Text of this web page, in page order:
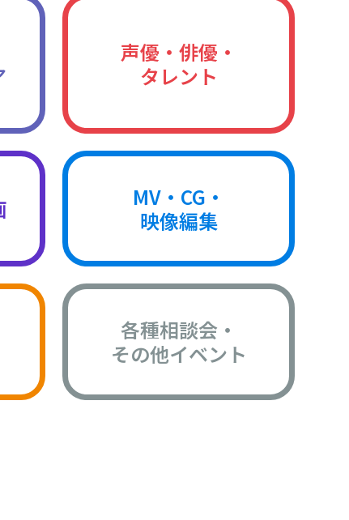
声優・俳優・
タレント
MV・CG・
映像編集
各種相談会・
その他イベント